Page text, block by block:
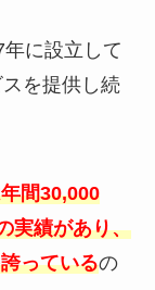
に設立して
を提供し続
間30,000
実績があり、
っているの